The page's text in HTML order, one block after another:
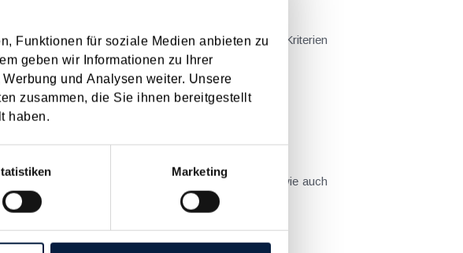
Funktionen für soziale Medien anbieten zu
geben wir Informationen zu Ihrer
und Analysen weiter. Unsere
zusammen, die Sie ihnen bereitgestellt
haben.
Marketing
am Welteinkommen resultiert, sind mehrere Kriterien
geprüft werden müssen. Dadurch wird...
und unterstützt die Menschen in der Ukraine wie auch
Info GZ...